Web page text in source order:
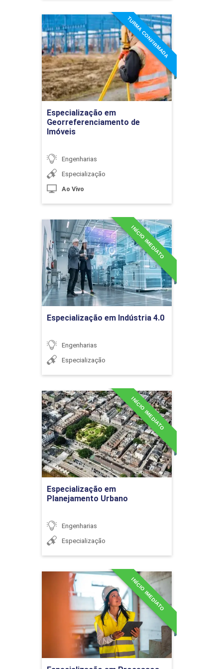
Plano de negócio: criando e
dando início ao
empreendimento
Perfil e Comportamento
MÉTODOS DE AVALIAÇÃO DE
BENS IMÓVEIS
Avaliação
Cálculos de partilhas
periciais
Avaliação de empresas
DIREITO E GESTÃO DE
CONTRATOS
Contratos empresariais
Noções gerais de contrato
Contrato individual de
trabalho
Especialização em
Georreferenciamento de
Imóveis
TURMA CONFIRMADA
Engenharias
Especialização
Ao Vivo
Especialização em
Georreferenciamento de
Imóveis
Detalhes do curso
Especialização em Indústria 4.0
INÍCIO IMEDIATO
Engenharias
Especialização
Especialização em Indústria
4.0
Detalhes do curso
Ir para Inscrição
Especialização em
Planejamento Urbano
INÍCIO IMEDIATO
Engenharias
Especialização
Especialização em
Planejamento Urbano
Detalhes do curso
Ir para Inscrição
INÍCIO IMEDIATO
Especialização em
Processos Construtivos
Detalhes do curso
Ir para Inscrição